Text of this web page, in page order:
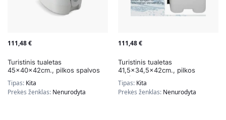
111,48€
Turistinis tualetas
45x40x42cm., pilkos spalvos
Tipas: Kita
Prekės ženklas: Nenurodyta
111,48€
Turistinis tualetas
41,5×34,5x42cm., pilkos
spalvos
Tipas: Kita
Prekės ženklas: Nenurodyta